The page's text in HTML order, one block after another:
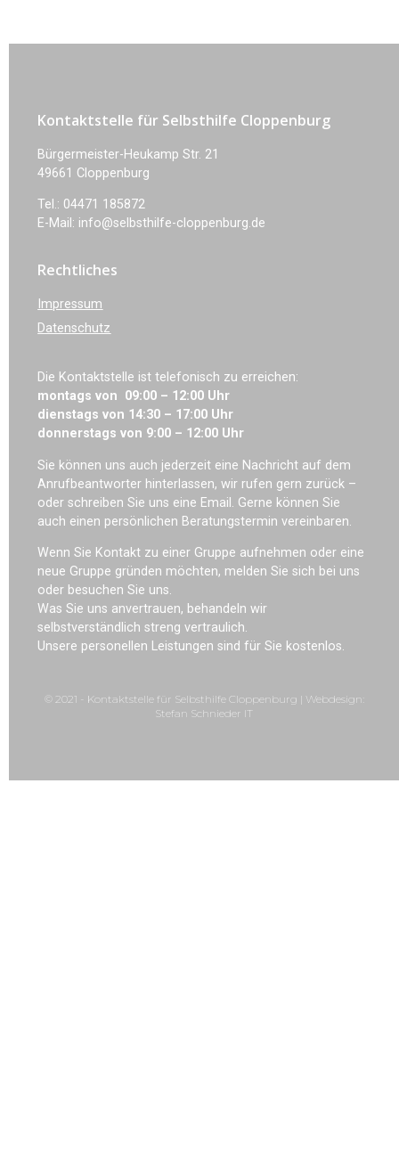
Kontaktstelle für Selbsthilfe Cloppenburg
Bürgermeister-Heukamp Str. 21
49661 Cloppenburg
Tel.: 04471 185872
E-Mail: info@selbsthilfe-cloppenburg.de
Rechtliches
Impressum
Datenschutz
Die Kontaktstelle ist telefonisch zu erreichen:
montags von 09:00 – 12:00 Uhr
dienstags von 14:30 – 17:00 Uhr
donnerstags von 9:00 – 12:00 Uhr
Sie können uns auch jederzeit eine Nachricht auf dem
Anrufbeantworter hinterlassen, wir rufen gern zurück –
oder schreiben Sie uns eine Email. Gerne können Sie
auch einen persönlichen Beratungstermin vereinbaren.
Wenn Sie Kontakt zu einer Gruppe aufnehmen oder eine
neue Gruppe gründen möchten, melden Sie sich bei uns
oder besuchen Sie uns.
Was Sie uns anvertrauen, behandeln wir
selbstverständlich streng vertraulich.
Unsere personellen Leistungen sind für Sie kostenlos.
© 2021 - Kontaktstelle für Selbsthilfe Cloppenburg | Webdesign:
Stefan Schnieder IT